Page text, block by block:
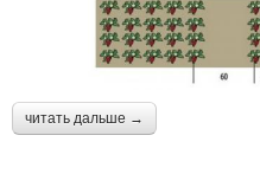
читать дальше →